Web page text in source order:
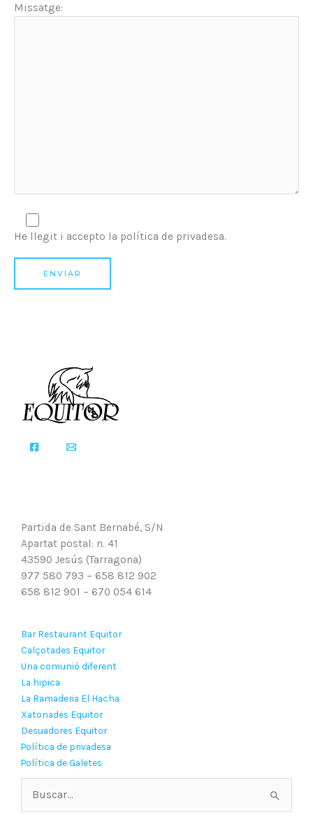
Missatge:
He llegit i accepto la política de privadesa.
Partida de Sant Bernabé, S/N
Apartat postal: n. 41
43590 Jesús (Tarragona)
977 580 793 – 658 812 902
658 812 901 – 670 054 614
Bar Restaurant Equitor
Calçotades Equitor
Una comunió diferent
La hipica
La Ramaderia El Hacha
Xatonades Equitor
Desuadores Equitor
Política de privadesa
Política de Galetes
Buscar
por: